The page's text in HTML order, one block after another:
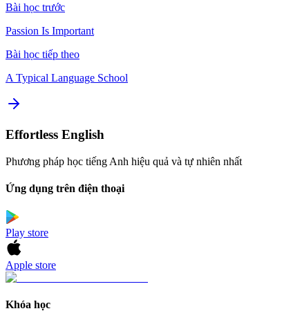
Bài học trước
Passion Is Important
Bài học tiếp theo
A Typical Language School
Effortless English
Phương pháp học tiếng Anh hiệu quả và tự nhiên nhất
Ứng dụng trên điện thoại
Play store
Apple store
Khóa học